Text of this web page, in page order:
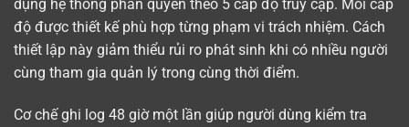
dụng hệ thống phân quyền theo 5 cấp độ truy cập. Mỗi cấp
độ được thiết kế phù hợp từng phạm vi trách nhiệm. Cách
thiết lập này giảm thiểu rủi ro phát sinh khi có nhiều người
cùng tham gia quản lý trong cùng thời điểm.
Cơ chế ghi log 48 giờ một lần giúp người dùng kiểm tra